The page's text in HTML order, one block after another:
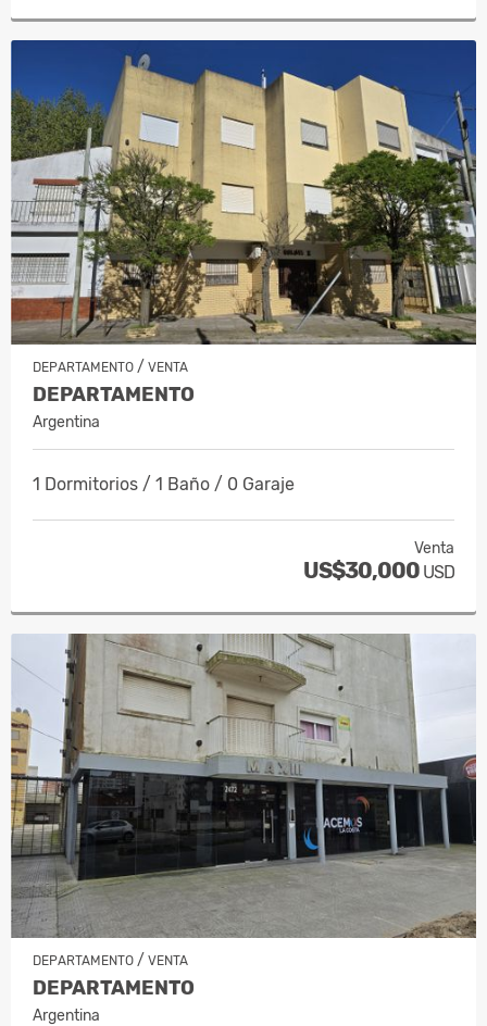
DEPARTAMENTO / VENTA
DEPARTAMENTO
Argentina
1 Dormitorios / 1 Baño / 0 Garaje
Venta
US$30,000 USD
DEPARTAMENTO / VENTA
DEPARTAMENTO
Argentina